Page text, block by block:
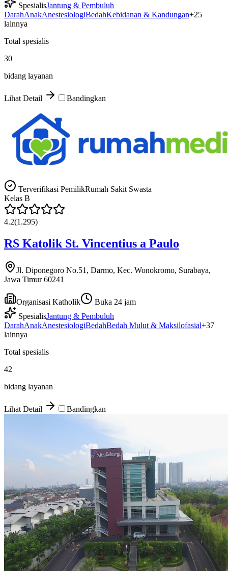
SpesialisJantung & Pembuluh
DarahAnakAnestesiologiBedahKebidanan & Kandungan+25
lainnya
Total spesialis
30
bidang layanan
Lihat Detail Bandingkan
Terverifikasi PemilikRumah Sakit Swasta
Kelas B
4.2(1.295)
RS Katolik St. Vincentius a Paulo
Jl. Diponegoro No.51, Darmo, Kec. Wonokromo, Surabaya,
Jawa Timur 60241
Organisasi Katholik
Buka 24 jam
SpesialisJantung & Pembuluh
DarahAnakAnestesiologiBedahBedah Mulut & Maksilofasial+37
lainnya
Total spesialis
42
bidang layanan
Lihat Detail Bandingkan